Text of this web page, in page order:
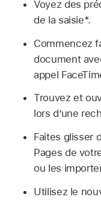
Voyez des
de la saisie*.
Commencez
document
appel
Trouvez et
lors d’une
Faites glisser
Pages de
ou les
Utilisez le